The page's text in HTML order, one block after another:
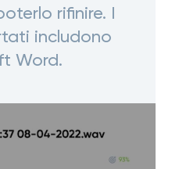
rifinire. I
includono
Word.